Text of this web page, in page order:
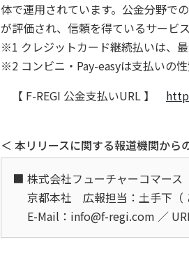
体で運用されています。公金分野で
が評価され、信頼を得ているサービス
※1 クレジットカード継続払いは、
※2 コンビニ・Pay-easyは支払いの
【 F-REGI 公金支払いURL 】
＜ 本リリースに関する報道機関から
株式会社フューチャーコマース
京都本社 広報担当：土手下（
E-Mail：info@f-regi.com ／